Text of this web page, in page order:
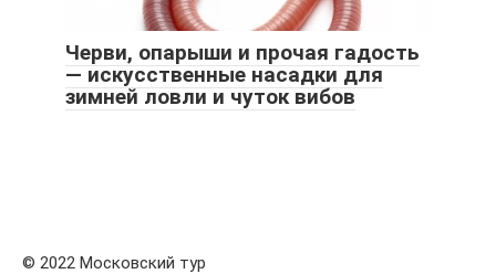
Черви, опарыши и прочая гадость
— искусственные насадки для
зимней ловли и чуток вибов
© 2022 Московский тур